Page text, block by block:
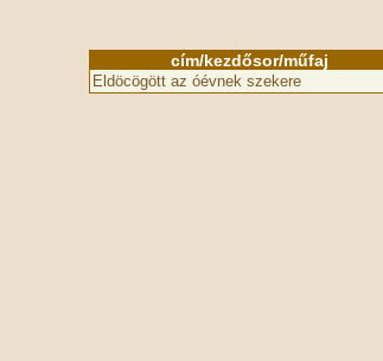
cím/kezdősor/műfaj
Eldöcögött az óévnek szekere